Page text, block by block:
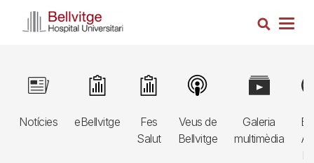
Cerca
Navegació
principal
3r
Notícies
Image
eBellvitge
Image
Fes
Salut
Image
Veus de
Bellvitge
Image
Galeria
multimèdia
Image